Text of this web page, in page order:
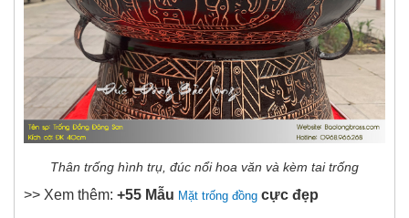
Thân trống hình trụ, đúc nổi hoa văn và kèm tai trống
>> Xem thêm: +55 Mẫu Mặt trống đồng cực đẹp